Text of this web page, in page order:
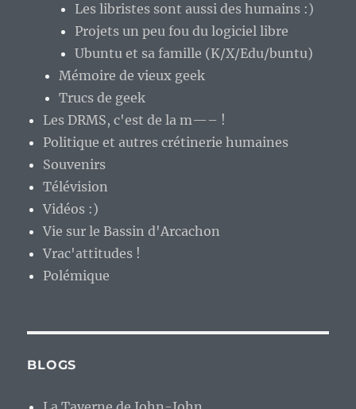
Les libristes sont aussi des humains :)
Projets un peu fou du logiciel libre
Ubuntu et sa famille (K/X/Edu/buntu)
Mémoire de vieux geek
Trucs de geek
Les DRMS, c'est de la m—– !
Politique et autres crétinerie humaines
Souvenirs
Télévision
Vidéos :)
Vie sur le Bassin d'Arcachon
Vrac'attitudes !
Polémique
BLOGS